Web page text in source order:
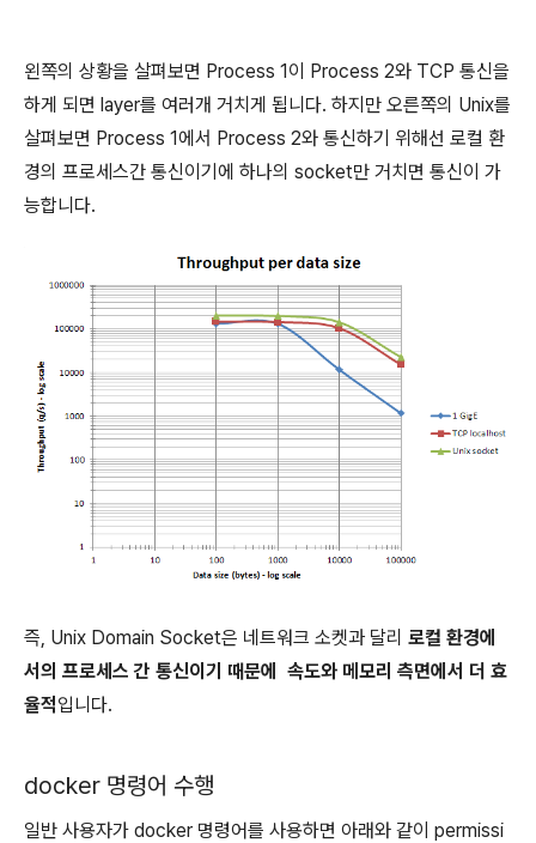
왼쪽의 상황을 살펴보면 Process 1이 Process 2와 TCP 통신을
하게 되면 layer를 여러개 거치게 됩니다. 하지만 오른쪽의 Unix를
살펴보면 Process 1에서 Process 2와 통신하기 위해선 로컬 환
경의 프로세스간 통신이기에 하나의 socket만 거치면 통신이 가
능합니다.
즉, Unix Domain Socket은 네트워크 소켓과 달리 로컬 환경에
서의 프로세스 간 통신이기 때문에 속도와 메모리 측면에서 더 효
율적입니다.
docker 명령어 수행
일반 사용자가 docker 명령어를 사용하면 아래와 같이 permissi